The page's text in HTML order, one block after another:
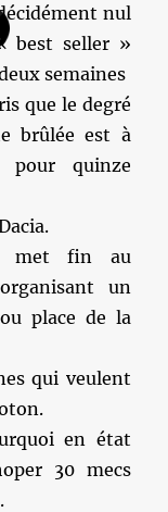
nul
best seller »
semaines
que le degré
brûlée est à
pour quinze
met fin au
un
place de la
qui veulent
en état
30 mecs